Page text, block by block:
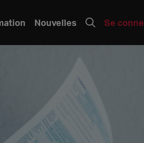
Nouvelles Se